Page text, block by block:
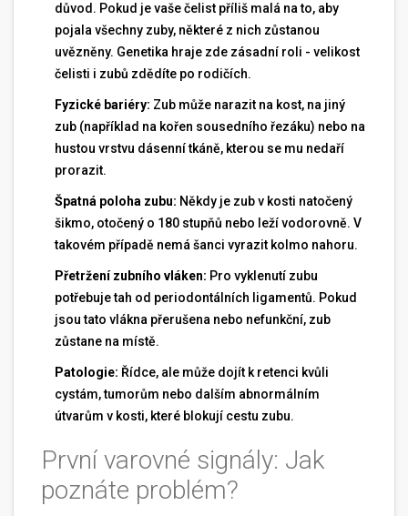
důvod. Pokud je vaše čelist příliš malá na to, aby
pojala všechny zuby, některé z nich zůstanou
uvězněny. Genetika hraje zde zásadní roli - velikost
čelisti i zubů zdědíte po rodičích.
Fyzické bariéry: Zub může narazit na kost, na jiný
zub (například na kořen sousedního řezáku) nebo na
hustou vrstvu dásenní tkáně, kterou se mu nedaří
prorazit.
Špatná poloha zubu: Někdy je zub v kosti natočený
šikmo, otočený o 180 stupňů nebo leží vodorovně. V
takovém případě nemá šanci vyrazit kolmo nahoru.
Přetržení zubního vláken: Pro vyklenutí zubu
potřebuje tah od periodontálních ligamentů. Pokud
jsou tato vlákna přerušena nebo nefunkční, zub
zůstane na místě.
Patologie: Řídce, ale může dojít k retenci kvůli
cystám, tumorům nebo dalším abnormálním
útvarům v kosti, které blokují cestu zubu.
První varovné signály: Jak
poznáte problém?